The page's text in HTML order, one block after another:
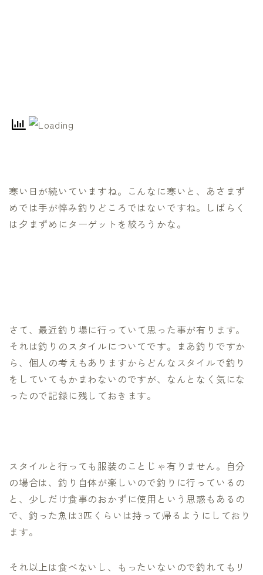
寒い日が続いていますね。こんなに寒いと、あさまず
めでは手が悴み釣りどころではないですね。しばらく
は夕まずめにターゲットを絞ろうかな。
さて、最近釣り場に行っていて思った事が有ります。
それは釣りのスタイルについてです。まあ釣りですか
ら、個人の考えもありますからどんなスタイルで釣り
をしていてもかまわないのですが、なんとなく気にな
ったので記録に残しておきます。
スタイルと行っても服装のことじゃ有りません。自分
の場合は、釣り自体が楽しいので釣りに行っているの
と、少しだけ食事のおかずに使用という思惑もあるの
で、釣った魚は3匹くらいは持って帰るようにしており
ます。
それ以上は食べないし、もったいないので釣れてもリ